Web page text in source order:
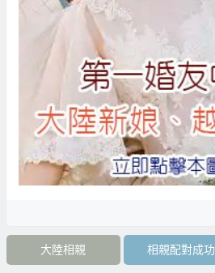
大陸相親 相親配對成功